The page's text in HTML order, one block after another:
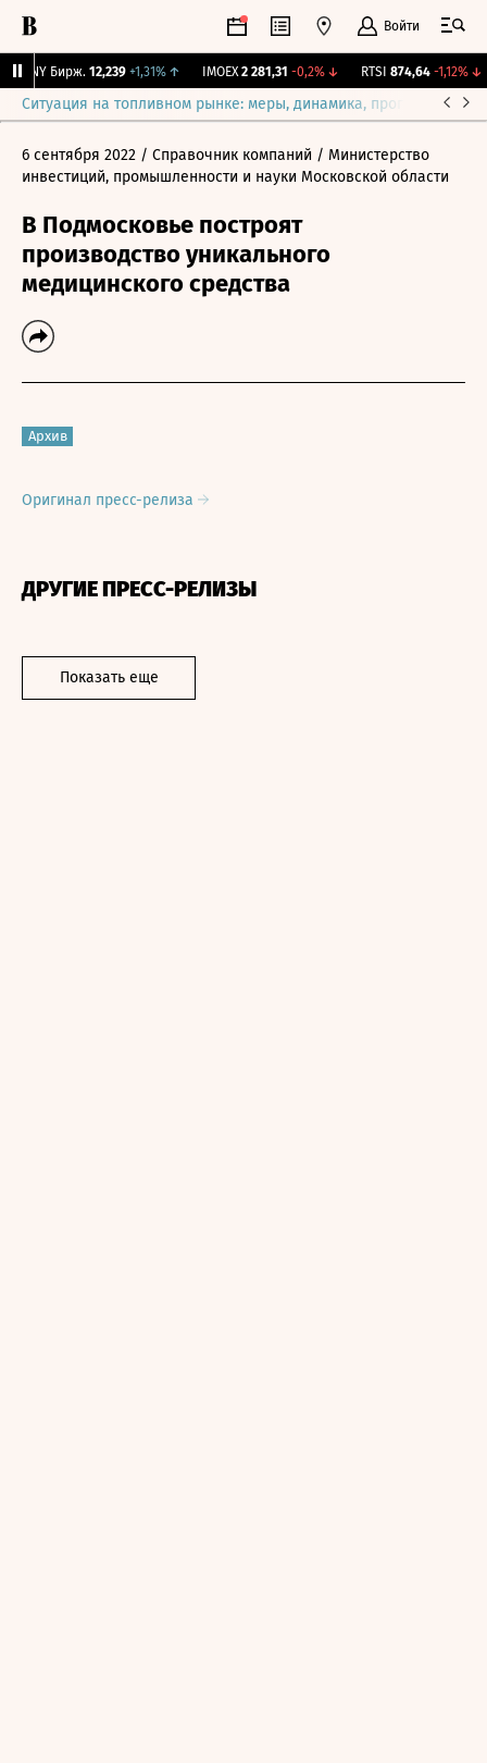
Войти
CNY Бирж. 12,239 +1,31% ↑ IMOEX 2 281,31 -0,2%↓ RTSI 874,64 -1,12%↓
Ситуация на топливном рынке: меры, динамика, прогнозы
6 сентября 2022 / Справочник компаний / Министерство
инвестиций, промышленности и науки Московской области
В Подмосковье построят
производство уникального
медицинского средства
Архив
Оригинал пресс-релиза
ДРУГИЕ ПРЕСС-РЕЛИЗЫ
Показать еще